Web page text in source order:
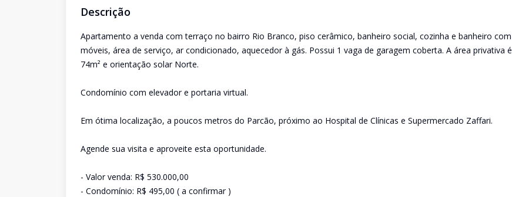
Descrição
Apartamento a venda com terraço no bairro Rio Branco, piso cerâmico, banheiro social, cozinha e banheiro com
móveis, área de serviço, ar condicionado, aquecedor à gás. Possui 1 vaga de garagem coberta. A área privativa é
74m² e orientação solar Norte.
Condomínio com elevador e portaria virtual.
Em ótima localização, a poucos metros do Parcão, próximo ao Hospital de Clínicas e Supermercado Zaffari.
Agende sua visita e aproveite esta oportunidade.
- Valor venda: R$ 530.000,00
- Condomínio: R$ 495,00 ( a confirmar )